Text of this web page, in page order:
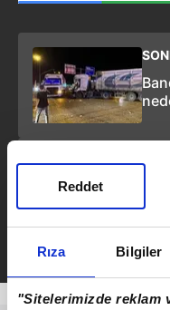
Rıza Bilgiler
"Sitelerimizde reklam
Reddet
Erzincan’da